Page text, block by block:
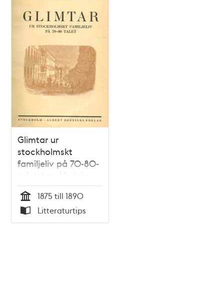
Glimtar ur
stockholmskt
familjeliv på 70-80-
talet / av Hedvig
Svedenborg
Tid
1875 till 1890
Typ
Litteraturtips